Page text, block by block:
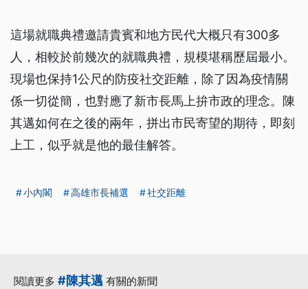
這場就職典禮邀請貴賓和地方民代大概只有300多
人，相較於前幾次的就職典禮，規模堪稱歷屆最小。
現場也保持1公尺的防疫社交距離，除了因為疫情關
係一切從簡，也對應了新市長馬上拚市政的理念。陳
其邁如何在之後的兩年，拼出市民寄望的期待，即刻
上工，似乎就是他的最佳解答。
小內閣 高雄市長補選 社交距離
閱讀更多 #陳其邁 有關的新聞